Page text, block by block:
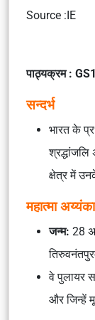
Source :IE
पाठ्यक्रम :
सन्दर्भ
भारत के
क्षेत्र में
महात्मा
जन्म: 28
वे पुलायर
और जिन्हें